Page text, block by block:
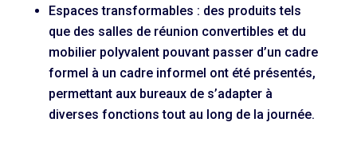
Espaces transformables : des produits tels
que des salles de réunion convertibles et du
mobilier polyvalent pouvant passer d’un cadre
formel à un cadre informel ont été présentés,
permettant aux bureaux de s’adapter à
diverses fonctions tout au long de la journée.